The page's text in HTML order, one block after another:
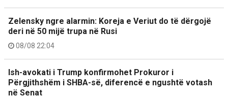
Zelensky ngre alarmin: Koreja e Veriut do të dërgojë
deri në 50 mijë trupa në Rusi
08/08 22:04
Ish-avokati i Trump konfirmohet Prokuror i
Përgjithshëm i SHBA-së, diferencë e ngushtë votash
në Senat